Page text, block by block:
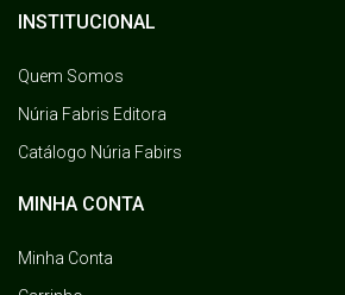
INSTITUCIONAL
Quem Somos
Núria Fabris Editora
Catálogo Núria Fabirs
MINHA CONTA
Minha Conta